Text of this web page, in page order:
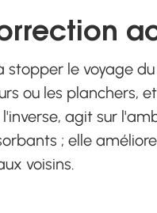
stopper le voyage
ou les planchers,
agit sur
; elle
voisins.